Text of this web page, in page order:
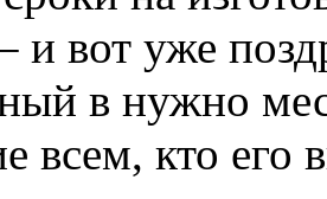
и вот уже
в нужно
всем, кто его